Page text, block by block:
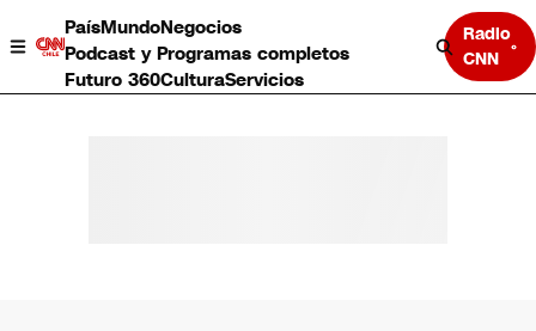
PaísMundoNegocios
Podcast y Programas completos
Futuro 360CulturaServicios
Radio
CNN